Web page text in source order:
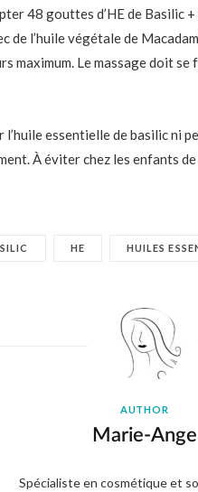
48 gouttes d’HE de Basilic
de l’huile végétale de
maximum. Le massage doit se
essentielle de basilic ni
À éviter chez les enfants de
HE HUILES
AUTHOR
Marie-Ange
Spécialiste en cosmétique et